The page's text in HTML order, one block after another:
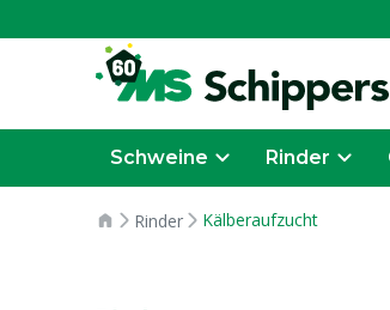
Schweine Rinder
Rinder Kälberaufzucht